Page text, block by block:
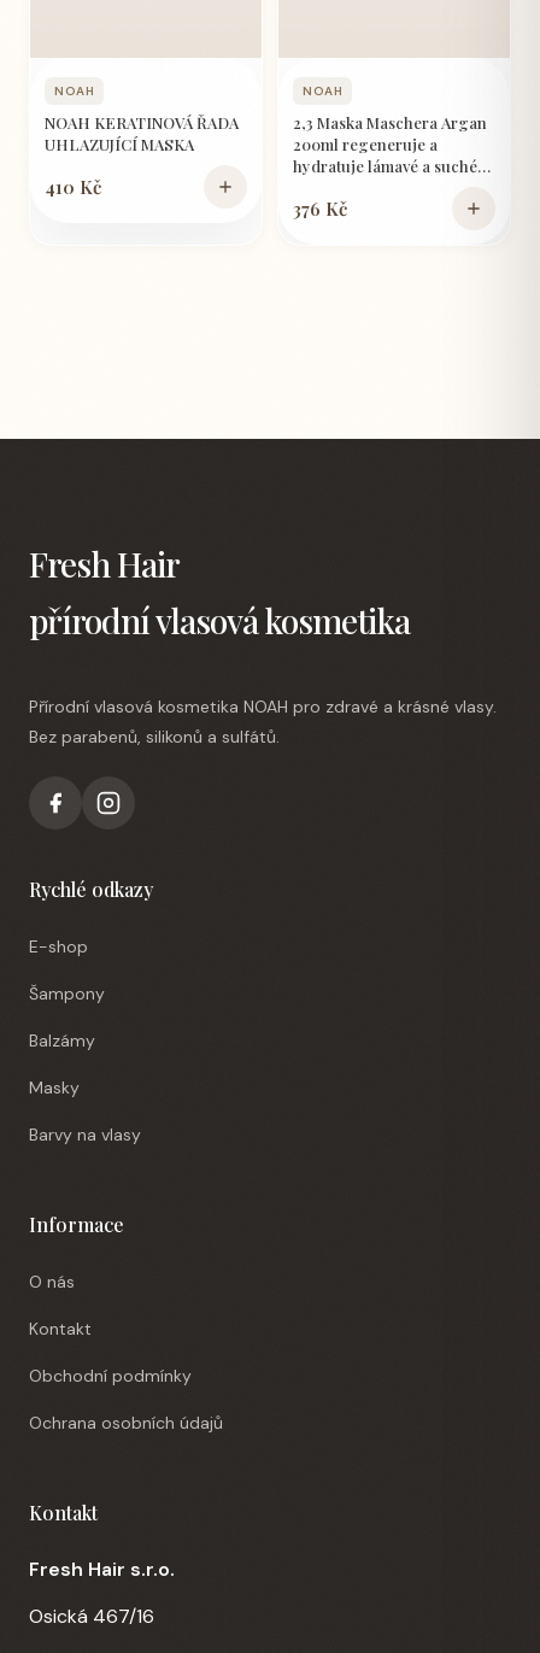
NOAH
NOAH KERATINOVÁ ŘADA
UHLAZUJÍCÍ MASKA
410 Kč
NOAH
2,3 Maska Maschera Argan
200ml regeneruje a
hydratuje lámavé a suché
376 Kč
Fresh Hair
přírodní vlasová kosmetika
Přírodní vlasová kosmetika NOAH pro zdravé a krásné vlasy.
Bez parabenů, silikonů a sulfátů.
Rychlé odkazy
E-shop
Šampony
Balzámy
Masky
Barvy na vlasy
Informace
O nás
Kontakt
Obchodní podmínky
Ochrana osobních údajů
Kontakt
Fresh Hair s.r.o.
Osická 467/16